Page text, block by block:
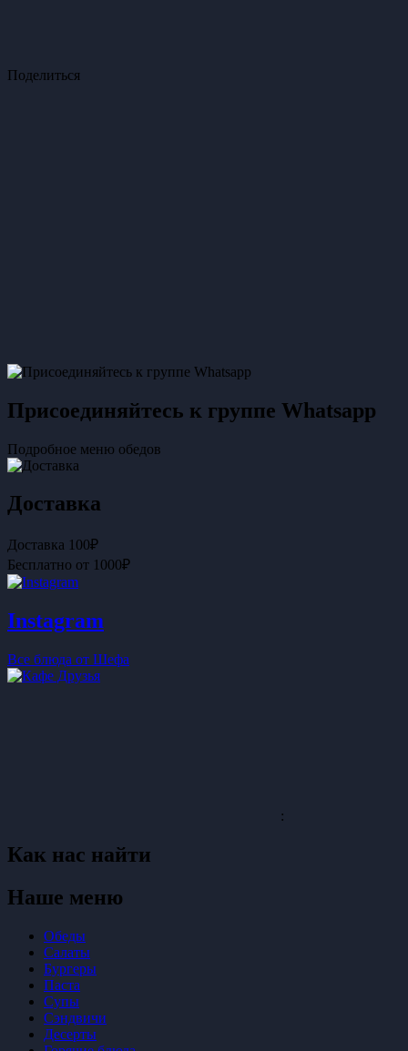
Поделиться
Присоединяйтесь к группе Whatsapp
Подробное меню обедов
Доставка
Доставка 100₽
Бесплатно от 1000₽
Instagram
Все блюда от Шефа
:
Как нас найти
Наше меню
Обеды
Салаты
Бургеры
Паста
Супы
Сэндвичи
Десерты